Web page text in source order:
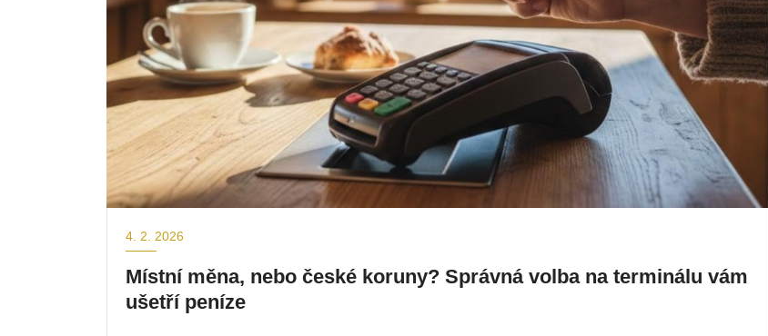
4. 2. 2026
Místní měna, nebo české koruny? Správná volba na terminálu vám
ušetří peníze